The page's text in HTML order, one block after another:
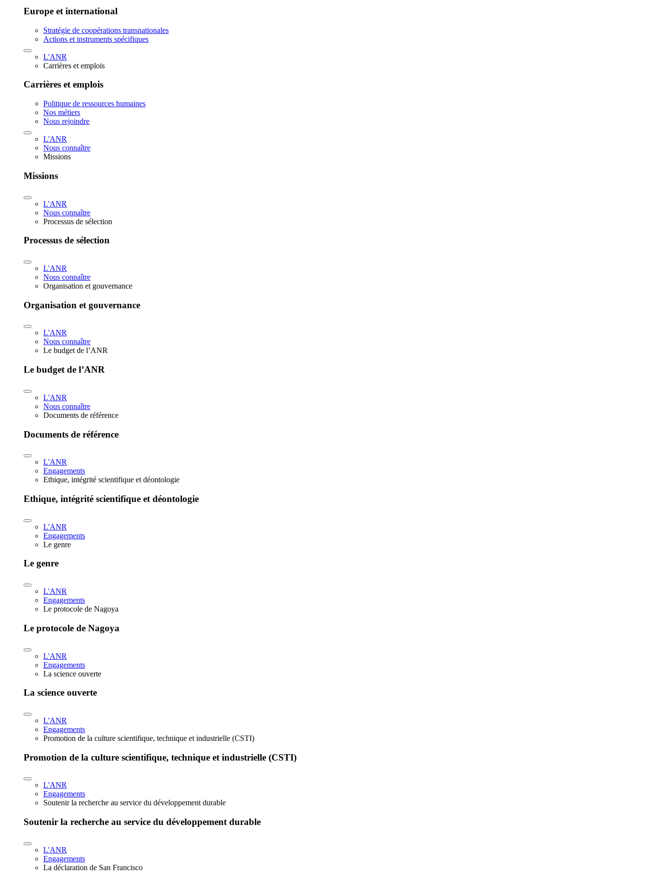
Europe et international
Stratégie de coopérations transnationales
Actions et instruments spécifiques
L'ANR
Carrières et emplois
Carrières et emplois
Politique de ressources humaines
Nos métiers
Nous rejoindre
L'ANR
Nous connaître
Missions
Missions
L'ANR
Nous connaître
Processus de sélection
Processus de sélection
L'ANR
Nous connaître
Organisation et gouvernance
Organisation et gouvernance
L'ANR
Nous connaître
Le budget de l’ANR
Le budget de l’ANR
L'ANR
Nous connaître
Documents de référence
Documents de référence
L'ANR
Engagements
Ethique, intégrité scientifique et déontologie
Ethique, intégrité scientifique et déontologie
L'ANR
Engagements
Le genre
Le genre
L'ANR
Engagements
Le protocole de Nagoya
Le protocole de Nagoya
L'ANR
Engagements
La science ouverte
La science ouverte
L'ANR
Engagements
Promotion de la culture scientifique, technique et industrielle (CSTI)
Promotion de la culture scientifique, technique et industrielle (CSTI)
L'ANR
Engagements
Soutenir la recherche au service du développement durable
Soutenir la recherche au service du développement durable
L'ANR
Engagements
La déclaration de San Francisco